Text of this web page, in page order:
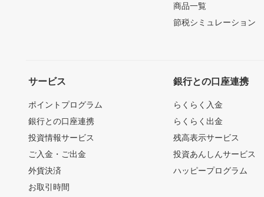
商品一覧
節税シミュレーション
サービス
ポイントプログラム
銀行との口座連携
投資情報サービス
ご入金・ご出金
外貨決済
お取引時間
銀行との口座連携
らくらく入金
らくらく出金
残高表示サービス
投資あんしんサービス
ハッピープログラム